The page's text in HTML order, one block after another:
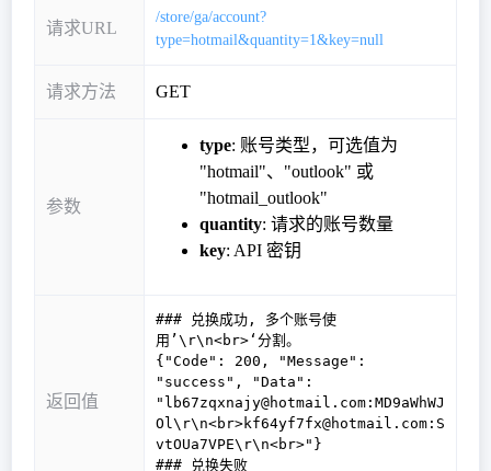
请求URL
/store/ga/account?
type=hotmail&quantity=1&key=null
请求方法 GET
参数
type: 账号类型，可选值为
"hotmail"、"outlook" 或
"hotmail_outlook"
quantity: 请求的账号数量
key: API 密钥
返回值
### 兑换成功, 多个账号使
用’\r\n<br>‘分割。
{"Code": 200, "Message":
"success", "Data":
"lb67zqxnajy@hotmail.com:MD9aWhWJ
Ol\r\n<br>kf64yf7fx@hotmail.com:S
vtOUa7VPE\r\n<br>"}
### 兑换失败